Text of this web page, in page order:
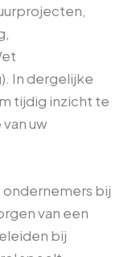
In dergelijke
tijdig inzicht te
uw
ondernemers bij
van een
bij